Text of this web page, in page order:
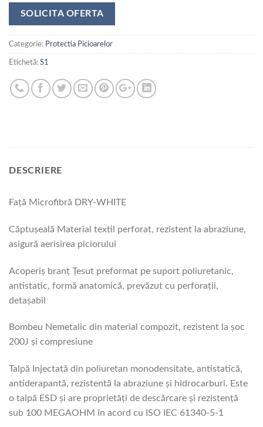
SOLICITA OFERTA
Categorie: Protectia Picioarelor
Etichetă: S1
DESCRIERE
Faţă Microfibră DRY-WHITE
Căptuşeală Material textil perforat, rezistent la abraziune,
asigură aerisirea piciorului
Acoperiş branţ Ţesut preformat pe suport poliuretanic,
antistatic, formă anatomică, prevăzut cu perforaţii,
detaşabil
Bombeu Nemetalic din material compozit, rezistent la şoc
200J şi compresiune
Talpă Injectată din poliuretan monodensitate, antistatică,
antiderapantă, rezistentă la abraziune şi hidrocarburi. Este
o talpă ESD şi are proprietăţi de descărcare şi rezistenţă
sub 100 MEGAOHM în acord cu ISO IEC 61340-5-1